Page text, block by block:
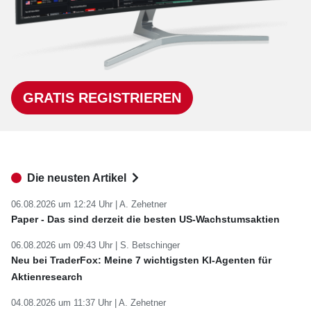
GRATIS REGISTRIEREN
Die neusten Artikel
06.08.2026 um 12:24 Uhr | A. Zehetner
Paper - Das sind derzeit die besten US-Wachstumsaktien
06.08.2026 um 09:43 Uhr | S. Betschinger
Neu bei TraderFox: Meine 7 wichtigsten KI-Agenten für
Aktienresearch
04.08.2026 um 11:37 Uhr | A. Zehetner